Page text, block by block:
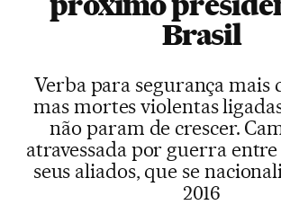
Brasil
Verba para segurança mais
mas mortes violentas
não param de crescer.
atravessada por guerra entre
seus aliados, que se
2016